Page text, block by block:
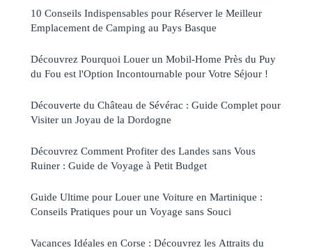
10 Conseils Indispensables pour Réserver le Meilleur
Emplacement de Camping au Pays Basque
Découvrez Pourquoi Louer un Mobil-Home Près du Puy
du Fou est l'Option Incontournable pour Votre Séjour !
Découverte du Château de Sévérac : Guide Complet pour
Visiter un Joyau de la Dordogne
Découvrez Comment Profiter des Landes sans Vous
Ruiner : Guide de Voyage à Petit Budget
Guide Ultime pour Louer une Voiture en Martinique :
Conseils Pratiques pour un Voyage sans Souci
Vacances Idéales en Corse : Découvrez les Attraits du